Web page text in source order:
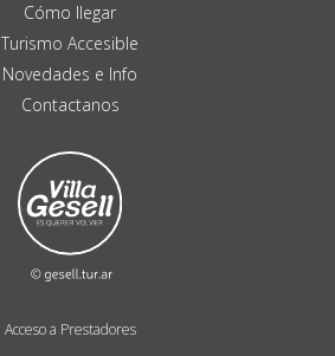
Acceso a Prestadores
Cómo llegar
Turismo Accesible
Novedades e Info
Contactanos